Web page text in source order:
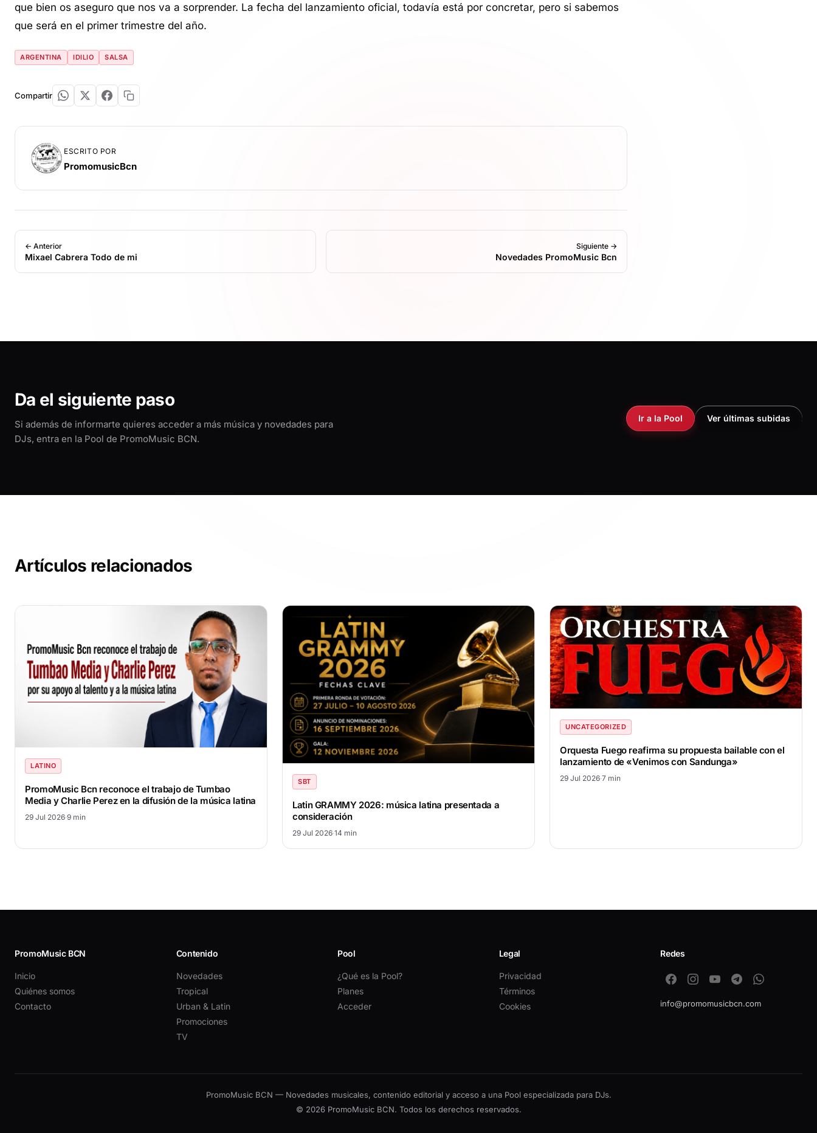
que bien os aseguro que nos va a sorprender. La fecha del lanzamiento oficial, todavía está por concretar, pero si sabemos
que será en el primer trimestre del año.
ARGENTINA IDILIO SALSA
Compartir
ESCRITO POR
PromomusicBcn
← Anterior
Mixael Cabrera Todo de mi
Siguiente →
Novedades PromoMusic Bcn
Da el siguiente paso
Si además de informarte quieres acceder a más música y novedades para
DJs, entra en la Pool de PromoMusic BCN.
Ir a la Pool Ver últimas subidas
Artículos relacionados
LATINO
PromoMusic Bcn reconoce el trabajo de Tumbao
Media y Charlie Perez en la difusión de la música latina
29 Jul 2026·9 min
SBT
Latin GRAMMY 2026: música latina presentada a
consideración
29 Jul 2026·14 min
UNCATEGORIZED
Orquesta Fuego reafirma su propuesta bailable con el
lanzamiento de «Venimos con Sandunga»
29 Jul 2026·7 min
PromoMusic BCN
Inicio
Quiénes somos
Contacto
Contenido
Novedades
Tropical
Urban & Latin
Promociones
TV
Pool
¿Qué es la Pool?
Planes
Acceder
Legal
Privacidad
Términos
Cookies
Redes
info@promomusicbcn.com
PromoMusic BCN — Novedades musicales, contenido editorial y acceso a una Pool especializada para DJs.
© 2026 PromoMusic BCN. Todos los derechos reservados.